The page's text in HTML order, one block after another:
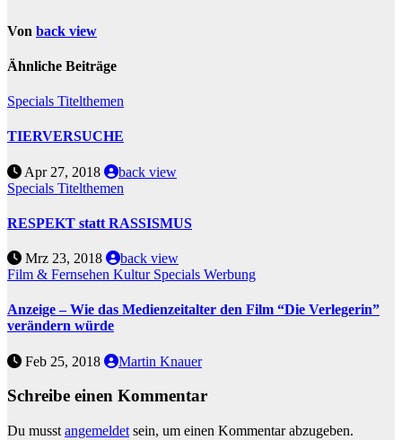
Von back view
Ähnliche Beiträge
Specials Titelthemen
TIERVERSUCHE
Apr 27, 2018
back view
Specials Titelthemen
RESPEKT statt RASSISMUS
Mrz 23, 2018
back view
Film & Fernsehen Kultur Specials Werbung
Anzeige – Wie das Medienzeitalter den Film “Die Verlegerin”
verändern würde
Feb 25, 2018 Martin Knauer
Schreibe einen Kommentar
Du musst angemeldet sein, um einen Kommentar abzugeben.